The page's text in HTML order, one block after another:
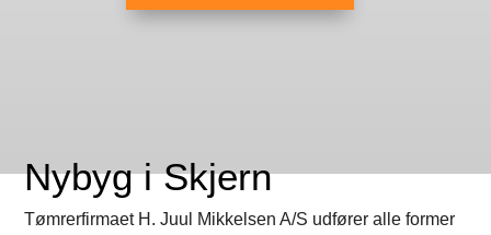
Nybyg i Skjern
Tømrerfirmaet H. Juul Mikkelsen A/S udfører alle former